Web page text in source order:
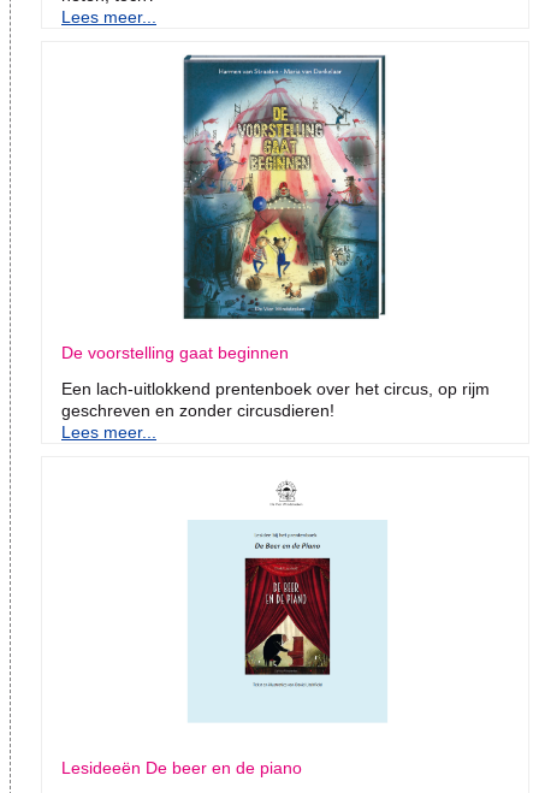
Lees meer...
De voorstelling gaat beginnen
Een lach-uitlokkend prentenboek over het circus, op rijm
geschreven en zonder circusdieren!
Lees meer...
Lesideeën De beer en de piano